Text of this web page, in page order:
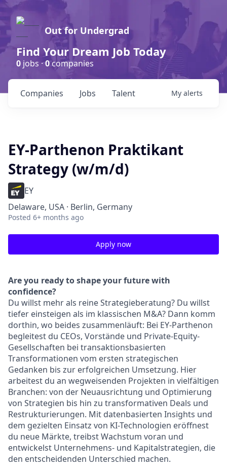
Out for Undergrad
Find Your Dream Job Today
0 jobs ·0companies
Jobs
Companies Talent My alerts
EY-Parthenon Praktikant
Strategy (w/m/d)
EY
Delaware, USA · Berlin, Germany
Posted 6+ months ago
Apply now
Are you ready to shape your future with
confidence?
Du willst mehr als reine Strategieberatung? Du willst
tiefer einsteigen als im klassischen M&A? Dann komm
dorthin, wo beides zusammenläuft: Bei EY-Parthenon
begleitest du CEOs, Vorstände und Private-Equity-
Gesellschaften bei transaktionsbasierten
Transformationen vom ersten strategischen
Gedanken bis zur erfolgreichen Umsetzung. Hier
arbeitest du an wegweisenden Projekten in vielfältigen
Branchen: von der Neuausrichtung und Optimierung
von Strategien bis hin zu transformativen Deals und
Restrukturierungen. Mit datenbasierten Insights und
dem gezielten Einsatz von KI-Technologien eröffnest
du neue Märkte, treibst Wachstum voran und
entwickelst Unternehmens- und Kapitalstrategien, die
den entscheidenden Unterschied machen.